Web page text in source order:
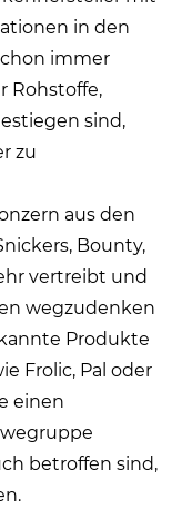
in den
immer
Rohstoffe,
sind,
zu
aus den
Bounty,
vertreibt und
wegzudenken
Produkte
Frolic, Pal oder
einen
betroffen sind,